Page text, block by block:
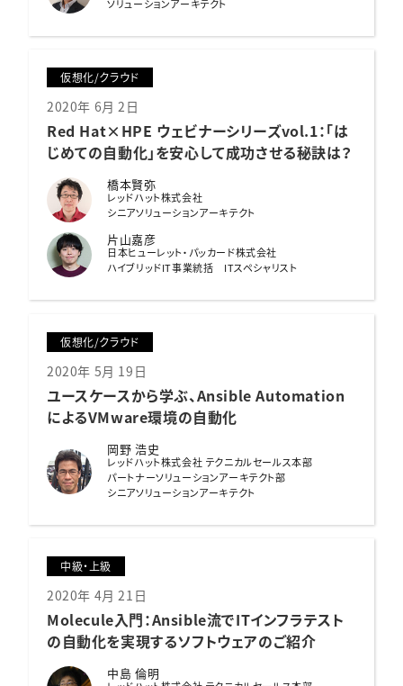
ソリューションアーキテクト
仮想化/クラウド
2020年 6月 2日
Red Hat×HPE ウェビナーシリーズvol.1：「は
じめての自動化」を安心して成功させる秘訣は？
橋本賢弥
レッドハット株式会社
シニアソリューションアーキテクト
片山嘉彦
日本ヒューレット・パッカード株式会社
ハイブリッドIT事業統括 ITスペシャリスト
仮想化/クラウド
2020年 5月 19日
ユースケースから学ぶ、Ansible Automation
によるVMware環境の自動化
岡野 浩史
レッドハット株式会社 テクニカルセールス本部
パートナーソリューションアーキテクト部
シニアソリューションアーキテクト
中級・上級
2020年 4月 21日
Molecule入門：Ansible流でITインフラテスト
の自動化を実現するソフトウェアのご紹介
中島 倫明